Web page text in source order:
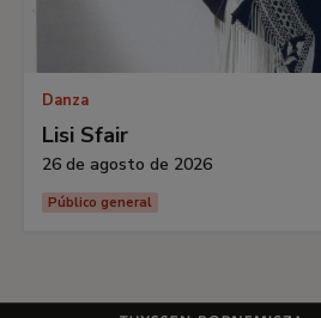
Danza
Lisi Sfair
26 de agosto de 2026
Público general